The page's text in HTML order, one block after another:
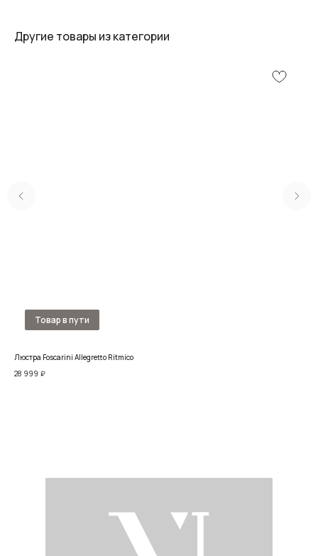
Другие товары из категории
Люстра Foscarini Allegretto Ritmico
28 999 ₽